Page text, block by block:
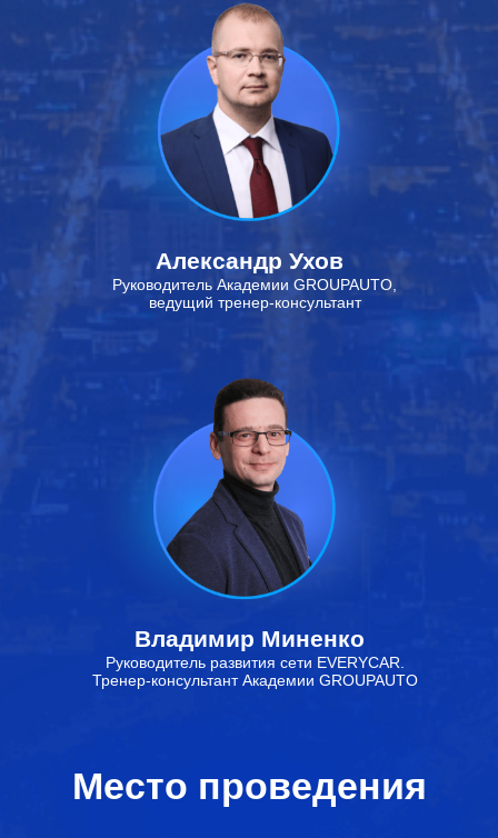
Александр Ухов
Руководитель Академии GROUPAUTO,
ведущий тренер-консультант
Владимир Миненко
Руководитель развития сети EVERYCAR.
Тренер-консультант Академии GROUPAUTO
Место проведения